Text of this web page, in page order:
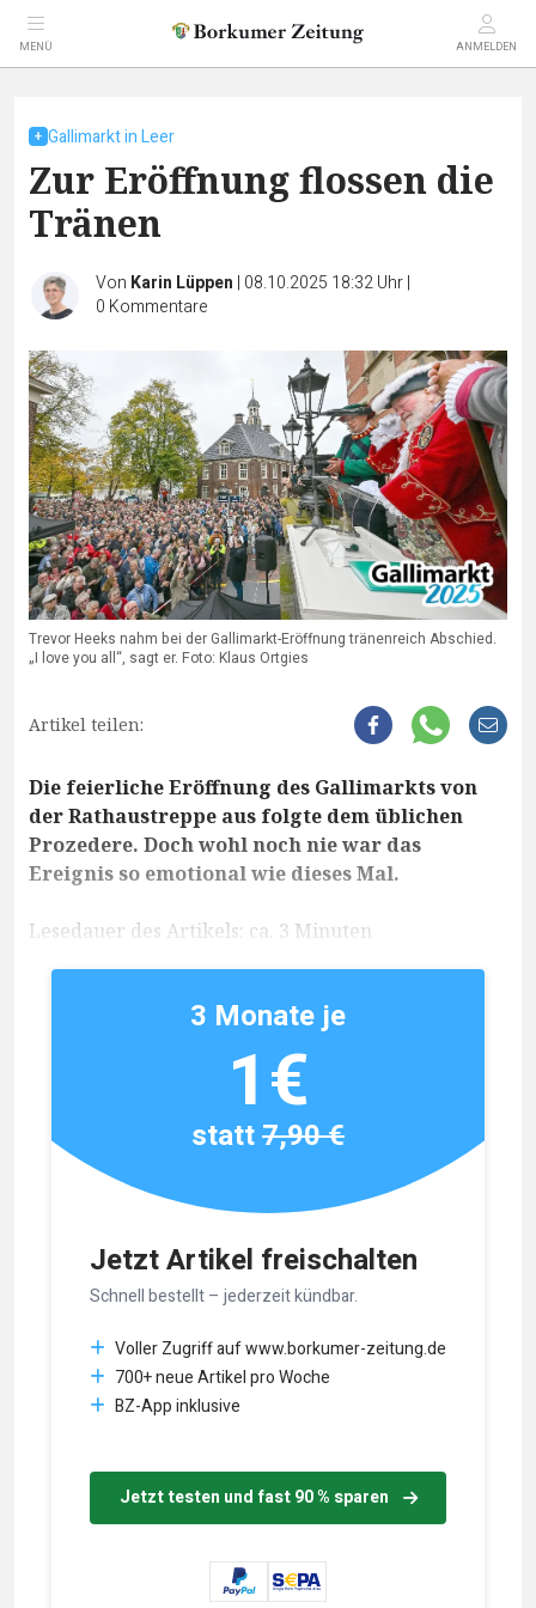
MENÜ ANMELDEN
Gallimarkt in Leer
Zur Eröffnung flossen die
Tränen
Von Karin Lüppen | 08.10.2025 18:32 Uhr|
0 Kommentare
Trevor Heeks nahm bei der Gallimarkt-Eröffnung tränenreich Abschied.
„I love you all“, sagt er. Foto: Klaus Ortgies
Artikel teilen:
Die feierliche Eröffnung des Gallimarkts von
der Rathaustreppe aus folgte dem üblichen
Prozedere. Doch wohl noch nie war das
Ereignis so emotional wie dieses Mal.
Lesedauer des Artikels: ca. 3 Minuten
Jetzt Artikel freischalten
Schnell bestellt – jederzeit kündbar.
Voller Zugriff auf www.borkumer-zeitung.de
700+ neue Artikel pro Woche
BZ-App inklusive
Jetzt testen und fast 90 % sparen
3 Monate je
1€
statt7,90 €